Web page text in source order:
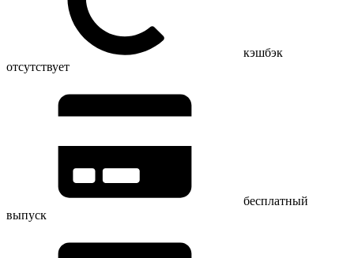
кэшбэк
отсутствует
бесплатный
выпуск